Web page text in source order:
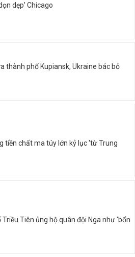
dẹp' Chicago
thành phố Kupiansk, Ukraine bác bỏ
tiền chất ma túy lớn kỷ lục 'từ Trung
Tiên ủng hộ quân đội Nga như 'bổn